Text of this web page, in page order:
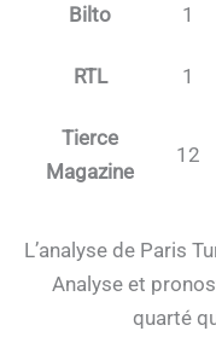
Bilto 1
RTL 1
Tierce
Magazine
12
L’analyse de Paris
Analyse et
quarté